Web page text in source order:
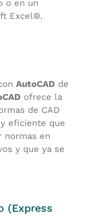
o en un
Excel®.
AutoCAD de
ofrece la
de CAD
eficiente que
normas en
y que ya se
(Express